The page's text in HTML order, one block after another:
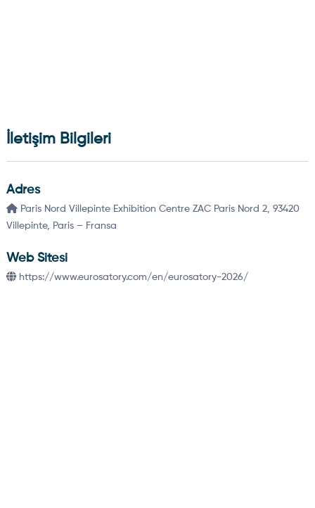
İletişim Bilgileri
Adres
Paris Nord Villepinte Exhibition Centre ZAC Paris Nord 2, 93420
Villepinte, Paris – Fransa
Web Sitesi
https://www.eurosatory.com/en/eurosatory-2026/